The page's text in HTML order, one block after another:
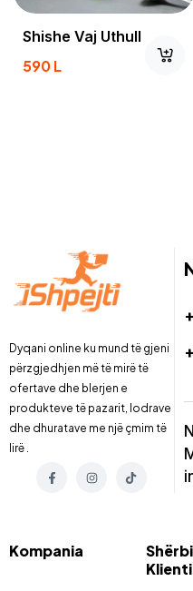
Shishe Vaj Uthull
590L
Dyqani online ku mund të gjeni
përzgjedhjen më të mirë të
ofertave dhe blerjen e
produkteve të pazarit, lodrave
dhe dhuratave me një çmim të
lirë .
Kompania